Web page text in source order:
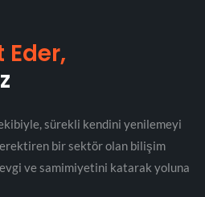
Eder,
sürekli kendini yenilemeyi
bir sektör olan bilişim
ve samimiyetini katarak yoluna